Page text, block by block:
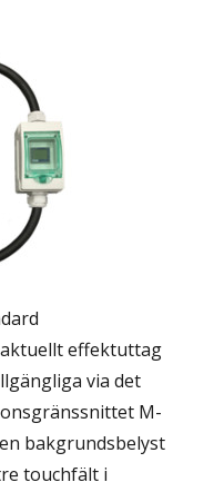
effektuttag
via det
M-
bakgrundsbelyst
touchfält i